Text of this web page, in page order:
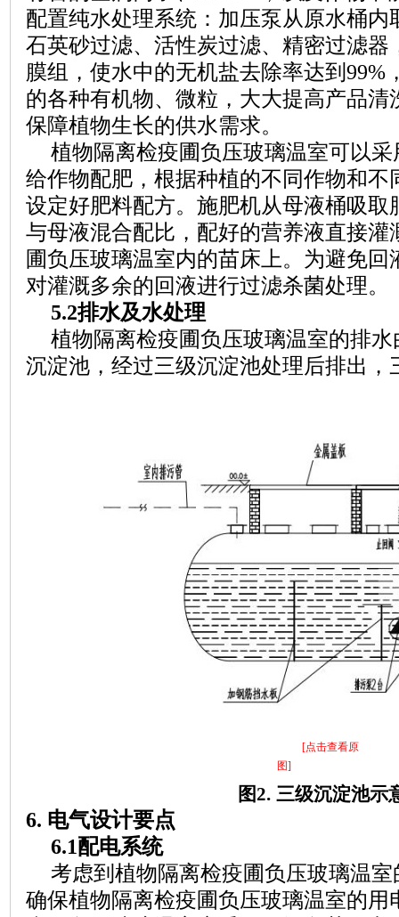
配置纯水处理系统：加压泵从原水桶内
石英砂过滤、活性炭过滤、精密过滤器
膜组，使水中的无机盐去除率达到99%
的各种有机物、微粒，大大提高产品清
保障植物生长的供水需求。
植物隔离检疫圃负压玻璃温室可以
给作物配肥，根据种植的不同作物和不
设定好肥料配方。施肥机从母液桶吸取
与母液混合配比，配好的营养液直接灌
圃负压玻璃温室内的苗床上。为避免回
对灌溉多余的回液进行过滤杀菌处理。
5.2排水及水处理
植物隔离检疫圃负压玻璃温室的排
沉淀池，经过三级沉淀池处理后排出，
[点击查看原
图]
图2. 三级沉淀池示
6. 电气设计要点
6.1配电系统
考虑到 植物隔离检疫圃负压玻璃温室
确保植物隔离检疫圃负压玻璃温室的用